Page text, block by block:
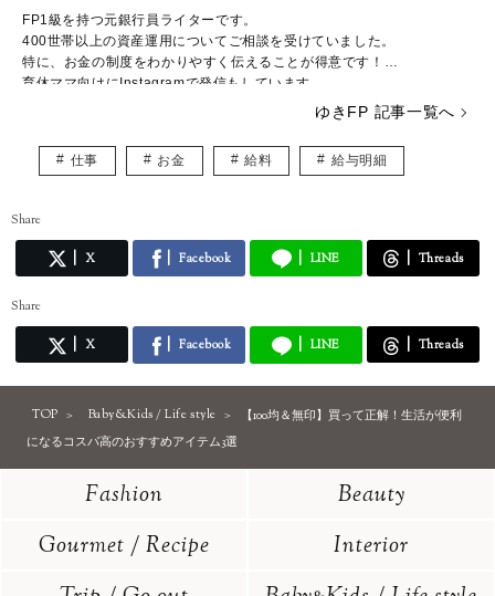
FP1級を持つ元銀行員ライターです。
400世帯以上の資産運用についてご相談を受けていました。
特に、お金の制度をわかりやすく伝えることが得意です！
育休ママ向けにInstagramで発信もしています。
ゆきFP 記事一覧へ
仕事 お金 給料 給与明細
Share
X Facebook LINE Threads
Share
X Facebook LINE Threads
TOP Baby&Kids / Life style
【100均＆無印】買って正解！生活が便利
になるコスパ高のおすすめアイテム3選
Fashion
Beauty
Gourmet / Recipe
Interior